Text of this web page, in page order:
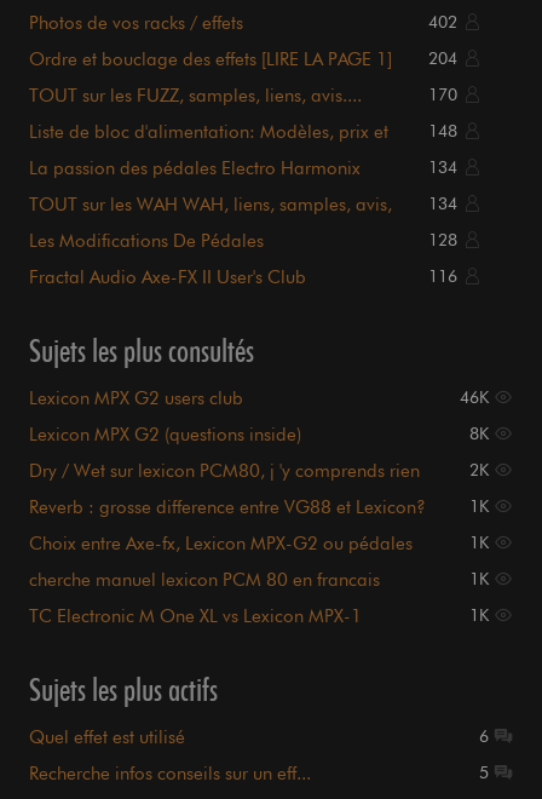
Photos de vos racks / effets 402
Ordre et bouclage des effets [LIRE LA PAGE 1] 204
TOUT sur les FUZZ, samples, liens, avis....
170
Liste de bloc d'alimentation: Modèles, prix et
148
La passion des pédales Electro Harmonix 134
TOUT sur les WAH WAH, liens, samples, avis,
134
Les Modifications De Pédales 128
Fractal Audio Axe-FX II User's Club 116
Sujets les plus consultés
Lexicon MPX G2 users club 46K
Lexicon MPX G2 (questions inside) 8K
Dry / Wet sur lexicon PCM80, j 'y comprends rien 2K
Reverb : grosse difference entre VG88 et Lexicon? 1K
Choix entre Axe-fx, Lexicon MPX-G2 ou pédales 1K
cherche manuel lexicon PCM 80 en francais 1K
TC Electronic M One XL vs Lexicon MPX-1 1K
Sujets les plus actifs
Quel effet est utilisé 6
Recherche infos conseils sur un eff... 5